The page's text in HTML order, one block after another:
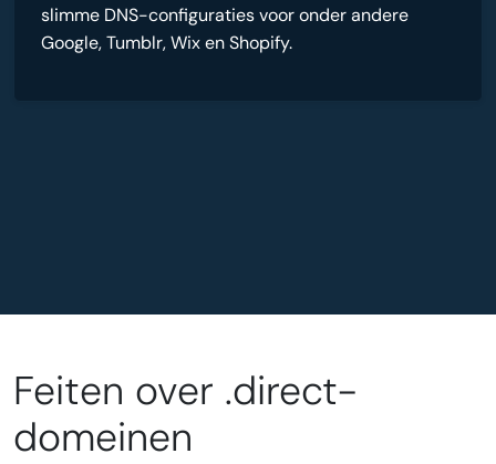
slimme DNS-configuraties voor onder andere
Google, Tumblr, Wix en Shopify.
Feiten over .direct-
domeinen